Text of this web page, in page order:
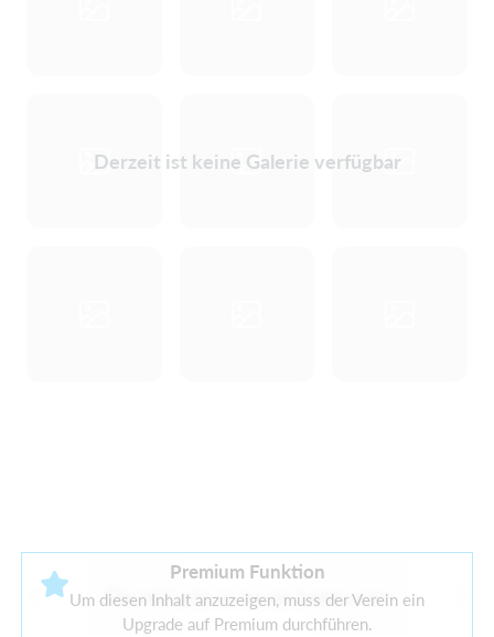
Derzeit ist keine Galerie verfügbar
Premium Funktion
Um diesen Inhalt anzuzeigen, muss der Verein ein
Upgrade auf Premium durchführen.
Derzeit gibt es keine Sponsoren